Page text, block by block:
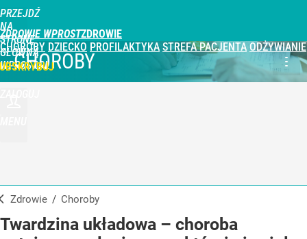
PRZEJDŹ
NA
STRONĘ
GŁÓWNĄ
WPROST.PL
ZDROWIE WPROST
CHOROBY DZIECKO PROFILAKTYKA STREFA PACJENTA ODŻYWIANIE
CHOROBY
Zdrowie / Choroby
Twardzina układowa – choroba